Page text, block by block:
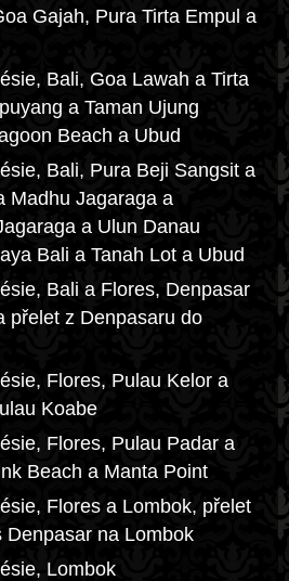
Gajah, Pura Tirta Empul a
Bali, Goa Lawah a Tirta
a Taman Ujung
Beach a Ubud
Bali, Pura Beji Sangsit a
Madhu Jagaraga a
a Ulun Danau
Bali a Tanah Lot a Ubud
Bali a Flores, Denpasar
přelet z Denpasaru do
Flores, Pulau Kelor a
Koabe
Flores, Pulau Padar a
Beach a Manta Point
Flores a Lombok, přelet
Denpasar na Lombok
Lombok